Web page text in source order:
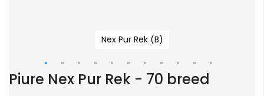
Nex Pur Rek (B)
Ga
Piure Nex Pur Rek - 70 breed